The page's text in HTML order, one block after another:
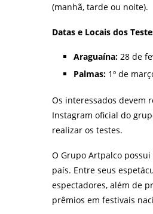
(manhã, tarde ou noite).
Datas e Locais dos
Araguaína: 28 de
Palmas: 1º de
Os interessados devem
Instagram oficial do
realizar os testes.
O Grupo Artpalco
país. Entre seus
espectadores, além de
prêmios em festivais